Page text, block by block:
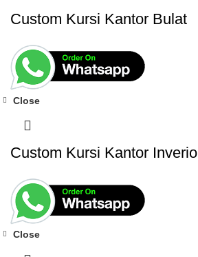
Custom Kursi Kantor Bulat
Close
Custom Kursi Kantor Inverio
Close